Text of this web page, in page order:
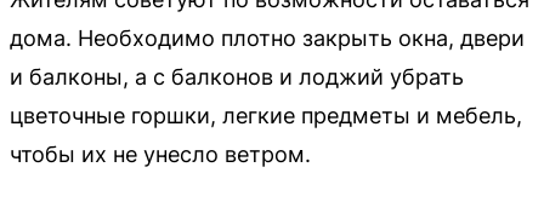
дома. Необходимо плотно закрыть окна, двери
и балконы, а с балконов и лоджий убрать
цветочные горшки, легкие предметы и мебель,
чтобы их не унесло ветром.